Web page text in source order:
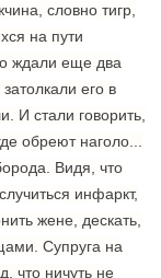
словно тигр,
на пути
ждали еще два
его в
И стали говорить,
обреют наголо...
Видя, что
инфаркт,
жене, дескать,
Супруга на
что ничуть не